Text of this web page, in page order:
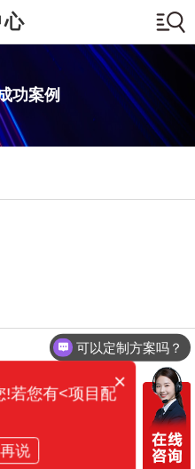
功案例
可以定制方案吗？
×
!若您有<项目配
说